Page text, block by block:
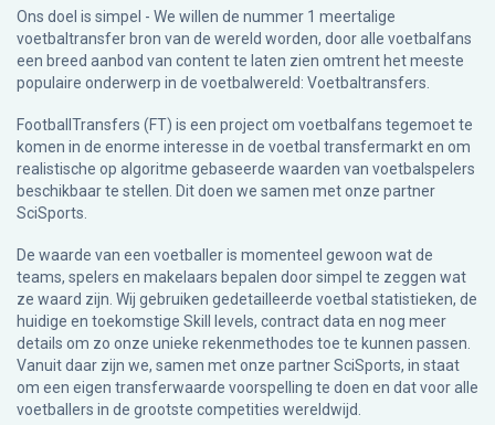
Ons doel is simpel - We willen de nummer 1 meertalige
voetbaltransfer bron van de wereld worden, door alle voetbalfans
een breed aanbod van content te laten zien omtrent het meeste
populaire onderwerp in de voetbalwereld: Voetbaltransfers.
FootballTransfers (FT) is een project om voetbalfans tegemoet te
komen in de enorme interesse in de voetbal transfermarkt en om
realistische op algoritme gebaseerde waarden van voetbalspelers
beschikbaar te stellen. Dit doen we samen met onze partner
SciSports
De waarde van een voetballer is momenteel gewoon wat de
teams, spelers en makelaars bepalen door simpel te zeggen wat
ze waard zijn. Wij gebruiken gedetailleerde voetbal statistieken, de
huidige en toekomstige Skill levels, contract data en nog meer
details om zo onze unieke rekenmethodes toe te kunnen passen.
Vanuit daar zijn we, samen met onze partner SciSports, in staat
om een eigen transferwaarde voorspelling te doen en dat voor alle
voetballers in de grootste competities wereldwijd.